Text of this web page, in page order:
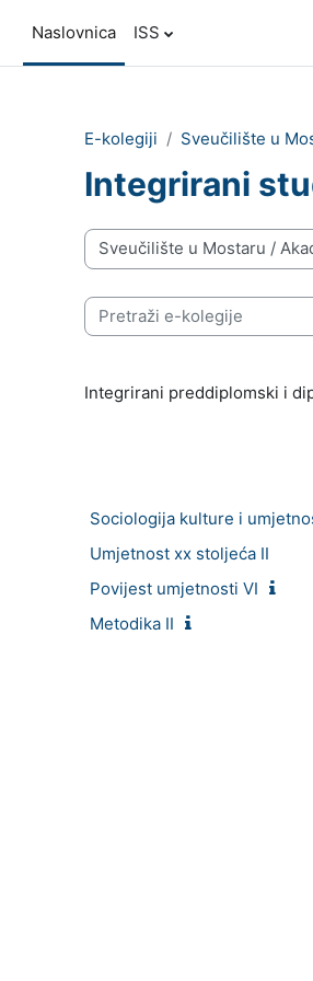
Naslovnica
ISS
E-kolegiji Sveučilište u
Integrirani
Popis e-kolegija
Pretraži e-kolegije
Integrirani preddiplomski i
Sociologija kulture i
Umjetnost xx stoljeća II
Povijest umjetnosti VI
Metodika II